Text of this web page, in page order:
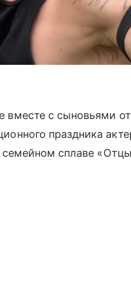
вместе с сыновьями от
праздника
семейном сплаве